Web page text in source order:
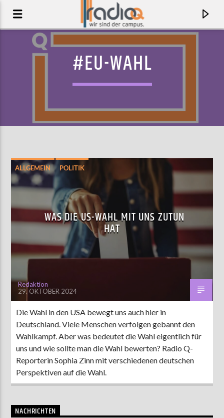
AKTUELLER TRACK
FLAT EARTH
THE ENTREPRENEURS
AKTUELLE SENDUNG
LIVE VON DER AUSZÄHLUNG
09:00 12:00
ZU HÖREN IN Münster 90,9 MHzSteinfurt103,9 MHz
#EU-WAHL
ALLGEMEIN POLITIK
WAS DIE US-WAHL MIT UNS ZUTUN
HAT
Redaktion
29. OKTOBER 2024
Die Wahl in den USA bewegt uns auch hier in
Deutschland. Viele Menschen verfolgen gebannt den
Wahlkampf. Aber was bedeutet die Wahl eigentlich für
uns und wie sollte man die Wahl bewerten? Radio Q-
Reporterin Sophia Zinn mit verschiedenen deutschen
Perspektiven auf die Wahl.
NACHRICHTEN